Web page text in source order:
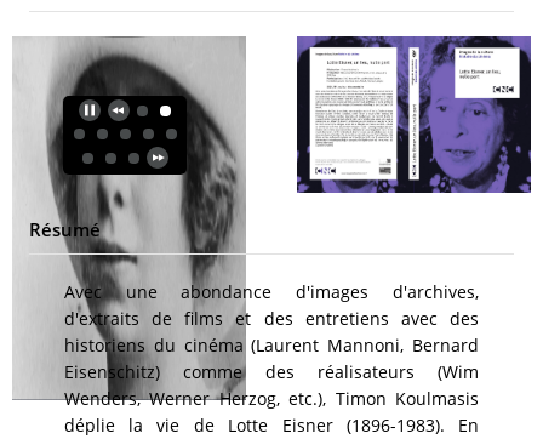
Résumé
Avec une abondance d'images d'archives,
d'extraits de films et des entretiens avec des
historiens du cinéma (Laurent Mannoni, Bernard
Eisenschitz) comme des réalisateurs (Wim
Wenders, Werner Herzog, etc.), Timon Koulmasis
déplie la vie de Lotte Eisner (1896-1983). En